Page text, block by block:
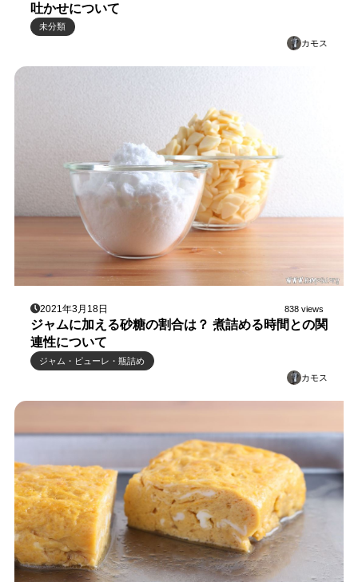
吐かせについて
未分類
カモス
2021年3月18日 838 views
ジャムに加える砂糖の割合は？ 煮詰める時間との関
連性について
ジャム・ピューレ・瓶詰め
カモス